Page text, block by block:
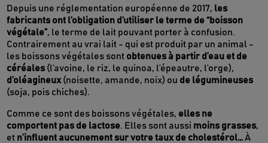
Depuis une réglementation européenne de 2017, les
fabricants ont l’obligation d’utiliser le terme de “boisson
végétale”, le terme de lait pouvant porter à confusion.
Contrairement au vrai lait - qui est produit par un animal -
les boissons végétales sont obtenues à partir d’eau et de
céréales (l’avoine, le riz, le quinoa, l’épeautre, l’orge),
d’oléagineux(noisette, amande, noix) ou de légumineuses
(soja, pois chiches).
Comme ce sont des boissons végétales, elles ne
comportent pas de lactose. Elles sont aussi moins grasses,
et n’influent aucunement sur votre taux de cholestérol… À